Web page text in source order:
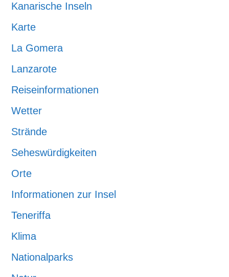
Kanarische Inseln
Karte
La Gomera
Lanzarote
Reiseinformationen
Wetter
Strände
Seheswürdigkeiten
Orte
Informationen zur Insel
Teneriffa
Klima
Nationalparks